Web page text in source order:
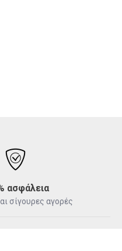
ασφάλεια
σίγουρες αγορές